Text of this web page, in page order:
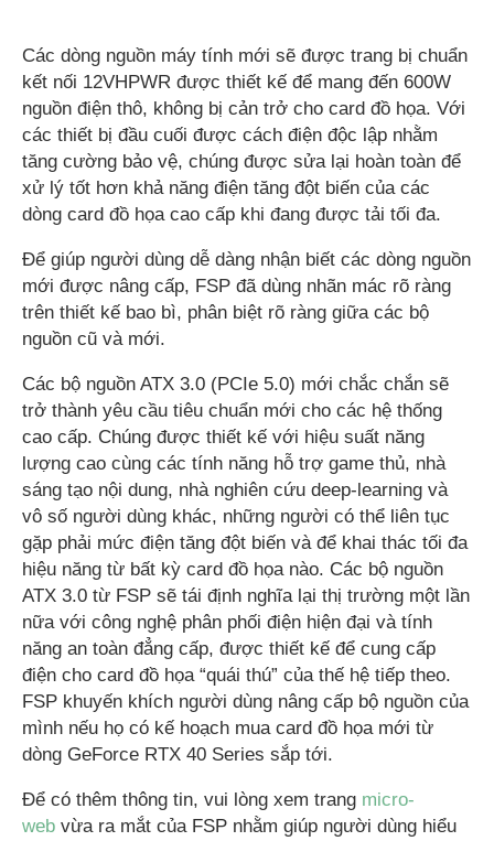
Các dòng nguồn máy tính mới sẽ được trang bị chuẩn
kết nối 12VHPWR được thiết kế để mang đến 600W
nguồn điện thô, không bị cản trở cho card đồ họa. Với
các thiết bị đầu cuối được cách điện độc lập nhằm
tăng cường bảo vệ, chúng được sửa lại hoàn toàn để
xử lý tốt hơn khả năng điện tăng đột biến của các
dòng card đồ họa cao cấp khi đang được tải tối đa.
Để giúp người dùng dễ dàng nhận biết các dòng nguồn
mới được nâng cấp, FSP đã dùng nhãn mác rõ ràng
trên thiết kế bao bì, phân biệt rõ ràng giữa các bộ
nguồn cũ và mới.
Các bộ nguồn ATX 3.0 (PCIe 5.0) mới chắc chắn sẽ
trở thành yêu cầu tiêu chuẩn mới cho các hệ thống
cao cấp. Chúng được thiết kế với hiệu suất năng
lượng cao cùng các tính năng hỗ trợ game thủ, nhà
sáng tạo nội dung, nhà nghiên cứu deep-learning và
vô số người dùng khác, những người có thể liên tục
gặp phải mức điện tăng đột biến và để khai thác tối đa
hiệu năng từ bất kỳ card đồ họa nào. Các bộ nguồn
ATX 3.0 từ FSP sẽ tái định nghĩa lại thị trường một lần
nữa với công nghệ phân phối điện hiện đại và tính
năng an toàn đẳng cấp, được thiết kế để cung cấp
điện cho card đồ họa “quái thú” của thế hệ tiếp theo.
FSP khuyến khích người dùng nâng cấp bộ nguồn của
mình nếu họ có kế hoạch mua card đồ họa mới từ
dòng GeForce RTX 40 Series sắp tới.
Để có thêm thông tin, vui lòng xem trang micro-
web vừa ra mắt của FSP nhằm giúp người dùng hiểu